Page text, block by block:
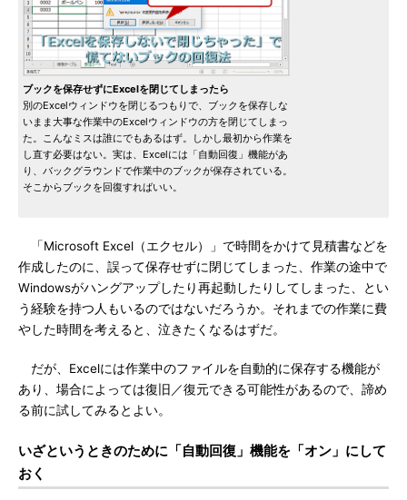
ブックを保存せずにExcelを閉じてしまったら
別のExcelウィンドウを閉じるつもりで、ブックを保存しな
いまま大事な作業中のExcelウィンドウの方を閉じてしまっ
た。こんなミスは誰にでもあるはず。しかし最初から作業を
し直す必要はない。実は、Excelには「自動回復」機能があ
り、バックグラウンドで作業中のブックが保存されている。
そこからブックを回復すればいい。
「Microsoft Excel（エクセル）」で時間をかけて見積書などを
作成したのに、誤って保存せずに閉じてしまった、作業の途中で
Windowsがハングアップしたり再起動したりしてしまった、とい
う経験を持つ人もいるのではないだろうか。それまでの作業に費
やした時間を考えると、泣きたくなるはずだ。
だが、Excelには作業中のファイルを自動的に保存する機能が
あり、場合によっては復旧／復元できる可能性があるので、諦め
る前に試してみるとよい。
いざというときのために「自動回復」機能を「オン」にして
おく